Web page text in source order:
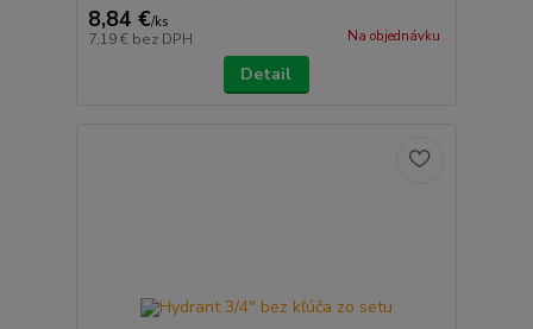
8,84 €/ks
7,19 € bez DPH Na objednávku
Detail